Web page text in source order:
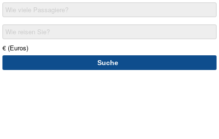
Wie viele Passagiere?
Wie reisen Sie?
€ (Euros)
Suche